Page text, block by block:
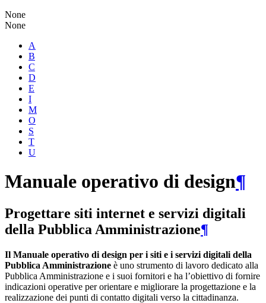
None
None
A
B
C
D
E
I
M
O
S
T
U
Manuale operativo di design¶
Progettare siti internet e servizi digitali
della Pubblica Amministrazione¶
Il Manuale operativo di design per i siti e i servizi digitali della
Pubblica Amministrazione è uno strumento di lavoro dedicato alla
Pubblica Amministrazione e i suoi fornitori e ha l’obiettivo di fornire
indicazioni operative per orientare e migliorare la progettazione e la
realizzazione dei punti di contatto digitali verso la cittadinanza.